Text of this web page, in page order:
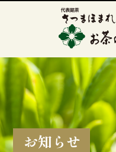
お知らせ